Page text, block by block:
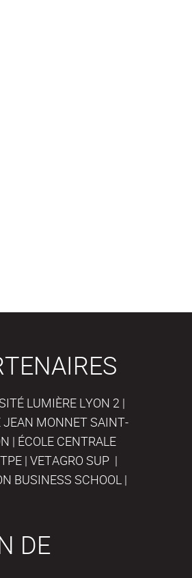
LUMIÈRE LYON 2 |
JEAN MONNET SAINT-
| ÉCOLE CENTRALE
| VETAGRO SUP |
BUSINESS SCHOOL |
DE